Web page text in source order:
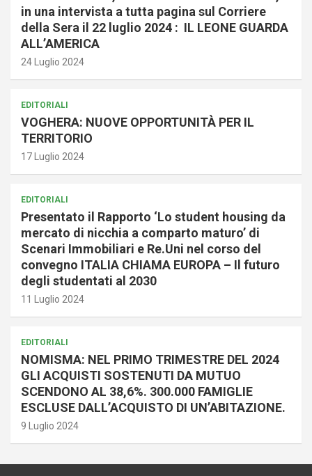
in una intervista a tutta pagina sul Corriere
della Sera il 22 luglio 2024 : IL LEONE GUARDA
ALL’AMERICA
24 Luglio 2024
EDITORIALI
VOGHERA: NUOVE OPPORTUNITÀ PER IL
TERRITORIO
17 Luglio 2024
EDITORIALI
Presentato il Rapporto ‘Lo student housing da
mercato di nicchia a comparto maturo’ di
Scenari Immobiliari e Re.Uni nel corso del
convegno ITALIA CHIAMA EUROPA – Il futuro
degli studentati al 2030
11 Luglio 2024
EDITORIALI
NOMISMA: NEL PRIMO TRIMESTRE DEL 2024
GLI ACQUISTI SOSTENUTI DA MUTUO
SCENDONO AL 38,6%. 300.000 FAMIGLIE
ESCLUSE DALL’ACQUISTO DI UN’ABITAZIONE.
9 Luglio 2024